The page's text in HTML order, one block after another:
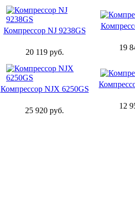
Компрессор NJ 9238GS
20 119 руб.
19
Компрессор NJX 6250GS
25 920 руб.
12